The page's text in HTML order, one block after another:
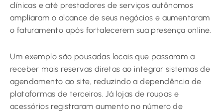
clínicas e até prestadores de serviços autônomos
ampliaram o alcance de seus negócios e aumentaram
o faturamento após fortalecerem sua presença online.
Um exemplo são pousadas locais que passaram a
receber mais reservas diretas ao integrar sistemas de
agendamento ao site, reduzindo a dependência de
plataformas de terceiros. Já lojas de roupas e
acessórios registraram aumento no número de